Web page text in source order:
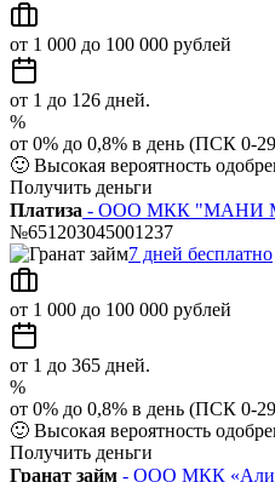
от 1 000 до 100 000 рублей
от 1 до 126 дней.
%
от 0% до 0,8% в день (ПСК 0-
🙂 Высокая вероятность
Получить деньги
Платиза - ООО МКК "МАНИ
№651203045001237
7 дней бесплатно
от 1 000 до 100 000 рублей
от 1 до 365 дней.
%
от 0% до 0,8% в день (ПСК 0-
🙂 Высокая вероятность
Получить деньги
Гранат займ - ООО МКК